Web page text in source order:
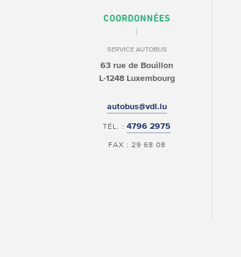
COORDONNÉES
SERVICE AUTOBUS
63 rue de Bouillon
L-1248 Luxembourg
autobus@vdl.lu
TÉL. :4796 2975
FAX : 29 68 08